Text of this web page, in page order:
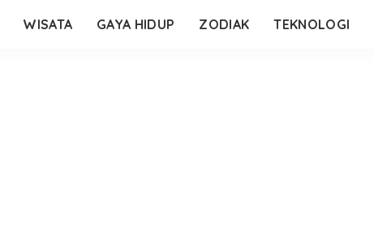
WISATA GAYA HIDUP ZODIAK TEKNOLOGI